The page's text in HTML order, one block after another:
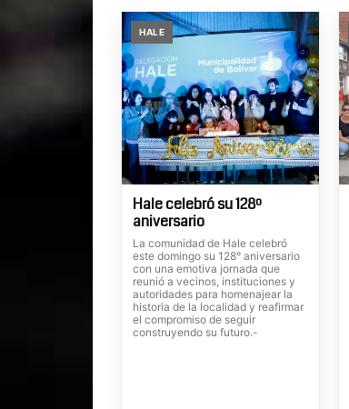
HALE
Hale celebró su 128º
aniversario
La comunidad de Hale celebró
este domingo su 128° aniversario
con una emotiva jornada que
reunió a vecinos, instituciones y
autoridades para homenajear la
historia de la localidad y reafirmar
el compromiso de seguir
construyendo su futuro.-